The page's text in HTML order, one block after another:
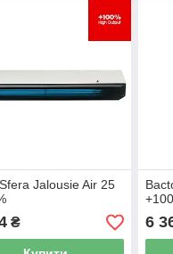
Jalousie Air 25
₴ 6